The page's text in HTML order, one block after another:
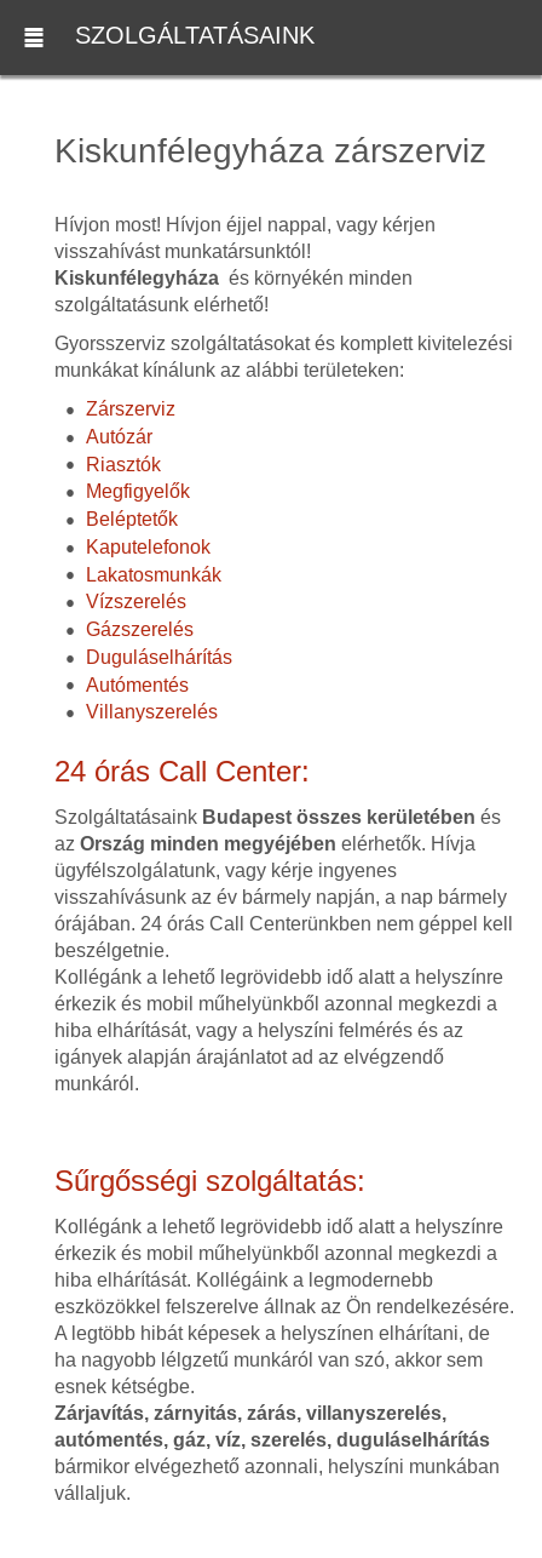
SZOLGÁLTATÁSAINK
Kiskunfélegyháza zárszerviz
Hívjon most! Hívjon éjjel nappal, vagy kérjen
visszahívást munkatársunktól!
Kiskunfélegyháza és környékén minden
szolgáltatásunk elérhető!
Gyorsszerviz szolgáltatásokat és komplett kivitelezési
munkákat kínálunk az alábbi területeken:
Zárszerviz
Autózár
Riasztók
Megfigyelők
Beléptetők
Kaputelefonok
Lakatosmunkák
Vízszerelés
Gázszerelés
Duguláselhárítás
Autómentés
Villanyszerelés
24 órás Call Center:
Szolgáltatásaink Budapest összes kerületében és
az Ország minden megyéjében elérhetők. Hívja
ügyfélszolgálatunk, vagy kérje ingyenes
visszahívásunk az év bármely napján, a nap bármely
órájában. 24 órás Call Centerünkben nem géppel kell
beszélgetnie.
Kollégánk a lehető legrövidebb idő alatt a helyszínre
érkezik és mobil műhelyünkből azonnal megkezdi a
hiba elhárítását, vagy a helyszíni felmérés és az
igányek alapján árajánlatot ad az elvégzendő
munkáról.
Sűrgősségi szolgáltatás:
Kollégánk a lehető legrövidebb idő alatt a helyszínre
érkezik és mobil műhelyünkből azonnal megkezdi a
hiba elhárítását. Kollégáink a legmodernebb
eszközökkel felszerelve állnak az Ön rendelkezésére.
A legtöbb hibát képesek a helyszínen elhárítani, de
ha nagyobb lélgzetű munkáról van szó, akkor sem
esnek kétségbe.
Zárjavítás, zárnyitás, zárás, villanyszerelés,
autómentés, gáz, víz, szerelés, duguláselhárítás
bármikor elvégezhető azonnali, helyszíni munkában
vállaljuk.